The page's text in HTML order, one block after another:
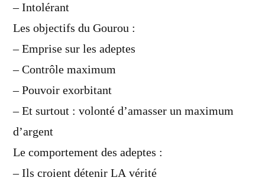
– Intolérant
Les objectifs du Gourou :
– Emprise sur les adeptes
– Contrôle maximum
– Pouvoir exorbitant
– Et surtout : volonté d’amasser un maximum
d’argent
Le comportement des adeptes :
– Ils croient détenir LA vérité